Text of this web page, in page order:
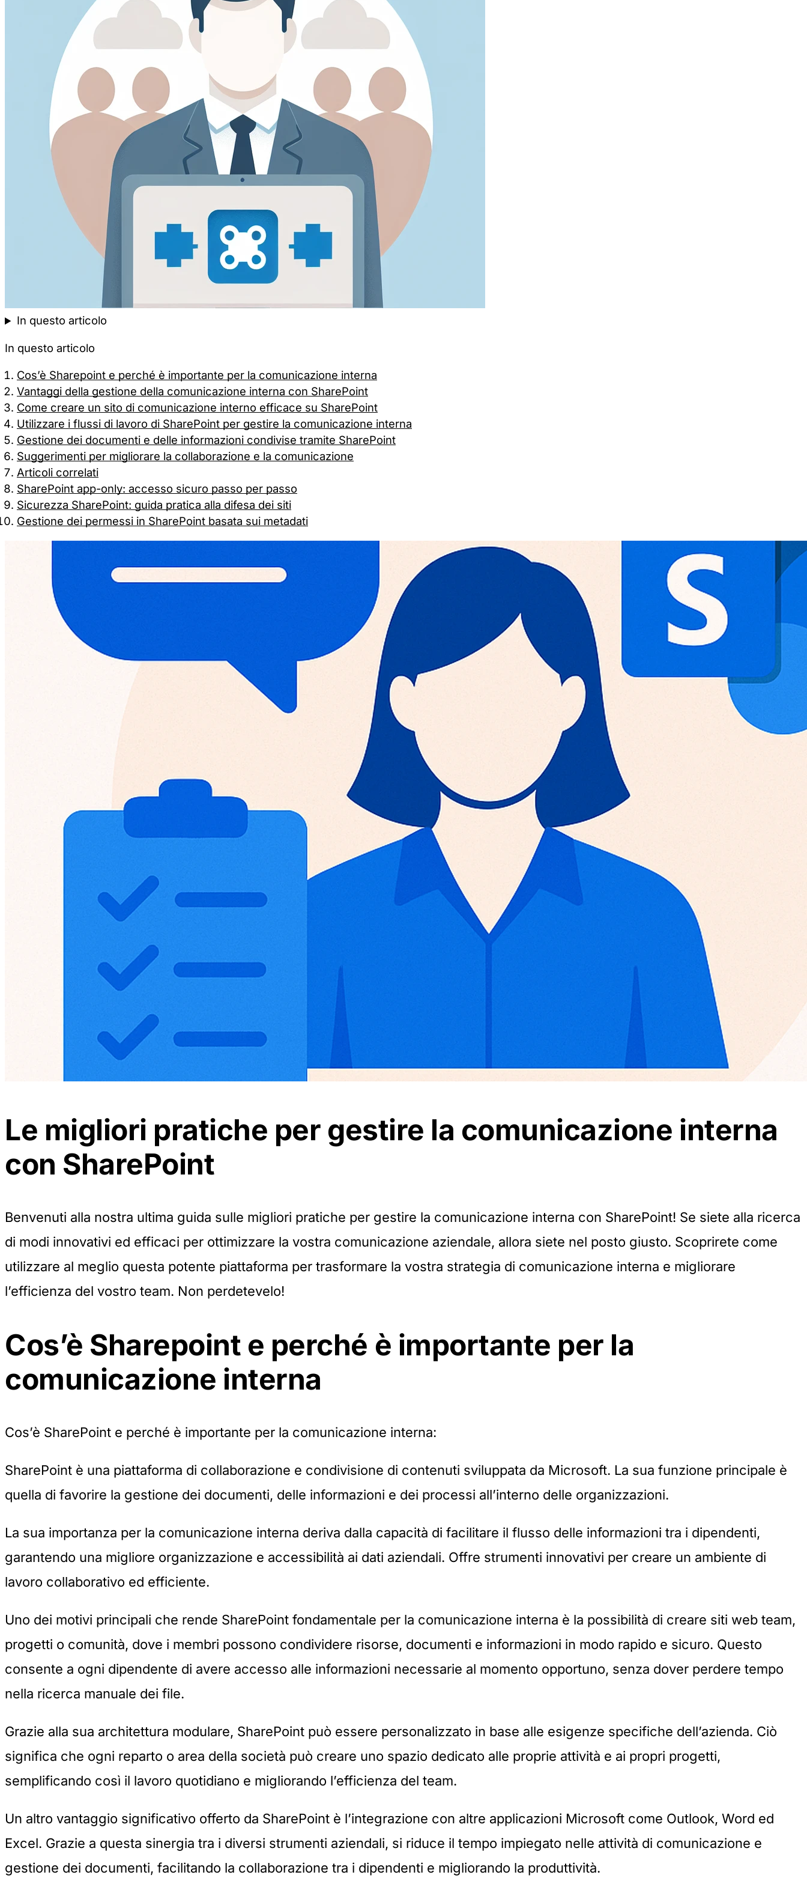
In questo articolo
In questo articolo
Cos’è Sharepoint e perché è importante per la comunicazione interna
Vantaggi della gestione della comunicazione interna con SharePoint
Come creare un sito di comunicazione interno efficace su SharePoint
Utilizzare i flussi di lavoro di SharePoint per gestire la comunicazione interna
Gestione dei documenti e delle informazioni condivise tramite SharePoint
Suggerimenti per migliorare la collaborazione e la comunicazione
Articoli correlati
SharePoint app-only: accesso sicuro passo per passo
Sicurezza SharePoint: guida pratica alla difesa dei siti
Gestione dei permessi in SharePoint basata sui metadati
Le migliori pratiche per gestire la comunicazione interna
con SharePoint
Benvenuti alla nostra ultima guida sulle migliori pratiche per gestire la comunicazione interna con SharePoint! Se siete alla ricerca
di modi innovativi ed efficaci per ottimizzare la vostra comunicazione aziendale, allora siete nel posto giusto. Scoprirete come
utilizzare al meglio questa potente piattaforma per trasformare la vostra strategia di comunicazione interna e migliorare
l’efficienza del vostro team. Non perdetevelo!
Cos’è Sharepoint e perché è importante per la
comunicazione interna
Cos’è SharePoint e perché è importante per la comunicazione interna:
SharePoint è una piattaforma di collaborazione e condivisione di contenuti sviluppata da Microsoft. La sua funzione principale è
quella di favorire la gestione dei documenti, delle informazioni e dei processi all’interno delle organizzazioni.
La sua importanza per la comunicazione interna deriva dalla capacità di facilitare il flusso delle informazioni tra i dipendenti,
garantendo una migliore organizzazione e accessibilità ai dati aziendali. Offre strumenti innovativi per creare un ambiente di
lavoro collaborativo ed efficiente.
Uno dei motivi principali che rende SharePoint fondamentale per la comunicazione interna è la possibilità di creare siti web team,
progetti o comunità, dove i membri possono condividere risorse, documenti e informazioni in modo rapido e sicuro. Questo
consente a ogni dipendente di avere accesso alle informazioni necessarie al momento opportuno, senza dover perdere tempo
nella ricerca manuale dei file.
Grazie alla sua architettura modulare, SharePoint può essere personalizzato in base alle esigenze specifiche dell’azienda. Ciò
significa che ogni reparto o area della società può creare uno spazio dedicato alle proprie attività e ai propri progetti,
semplificando così il lavoro quotidiano e migliorando l’efficienza del team.
Un altro vantaggio significativo offerto da SharePoint è l’integrazione con altre applicazioni Microsoft come Outlook, Word ed
Excel. Grazie a questa sinergia tra i diversi strumenti aziendali, si riduce il tempo impiegato nelle attività di comunicazione e
gestione dei documenti, facilitando la collaborazione tra i dipendenti e migliorando la produttività.
visitatori si muovono intorno al sito.
Cookie Marketing
Questi cookie possono essere impostati attraverso il nostro sito dai nostri partner pubblicitari. Possono essere
utilizzati da quelle aziende per costruire un profilo dei tuoi interessi e mostrarti annunci pertinenti su altri siti.
Cookie Preferenze
Questi cookie permettono al sito web di ricordare le scelte che fai (come il tuo nome utente, lingua o la
regione in cui ti trovi) e forniscono funzionalità migliorate e più personali.
Salva preferenze Accetta tutti Solo necessari